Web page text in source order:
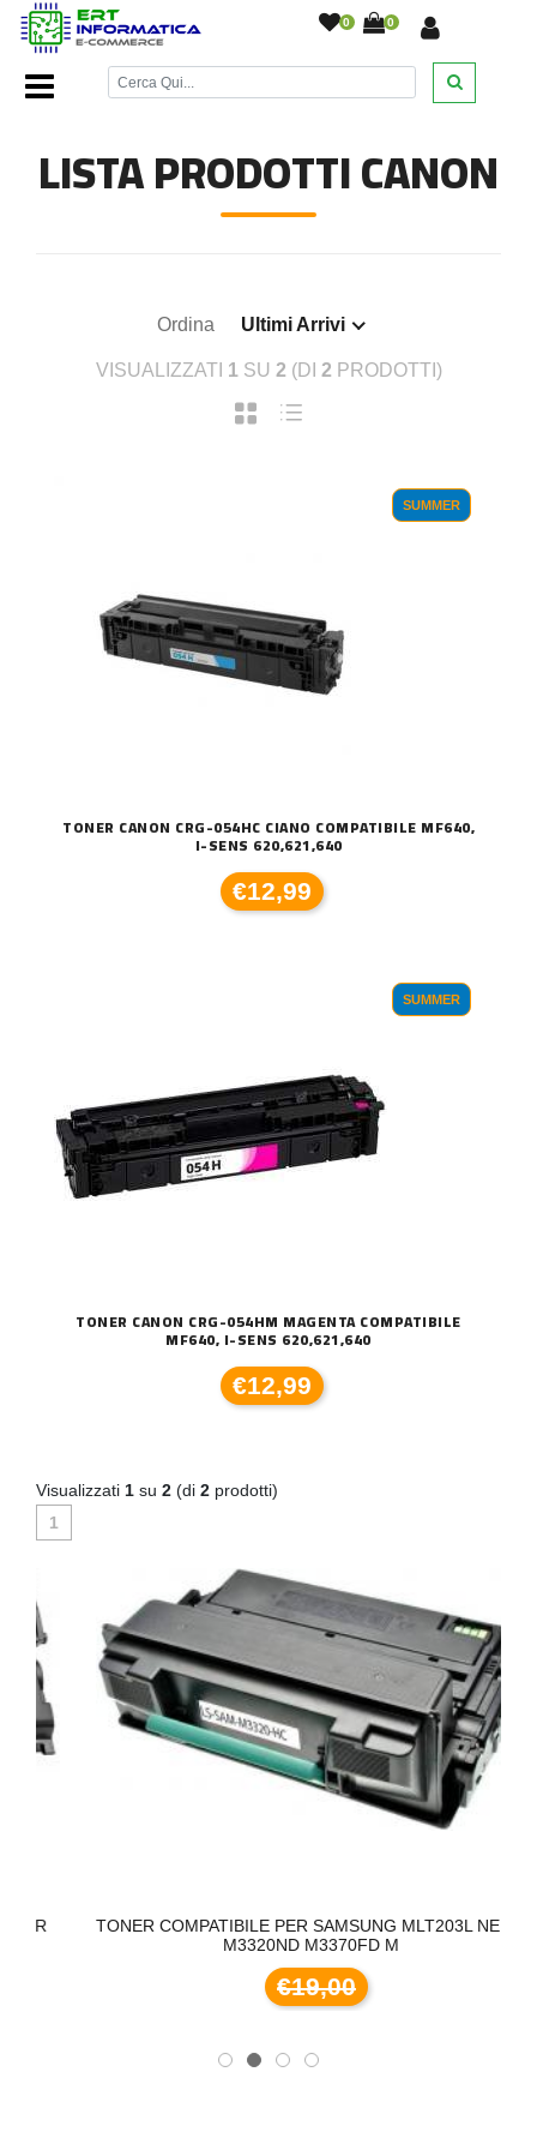
0 0
Home Page/Toner/Canon/
LISTA PRODOTTI CANON
Ordina Ultimi Arrivi
VISUALIZZATI 1 SU 2 (DI 2 PRODOTTI)
SUMMER
TONER CANON CRG-054HC CIANO COMPATIBILE MF640,
I-SENS 620,621,640
€12,99
SUMMER
TONER CANON CRG-054HM MAGENTA COMPATIBILE
MF640, I-SENS 620,621,640
€12,99
Visualizzati 1 su 2 (di 2 prodotti)
1
TONER COMPATIBILE PER SAMSUNG MLT203L NERO
M3320ND M3370FD M
€19,00